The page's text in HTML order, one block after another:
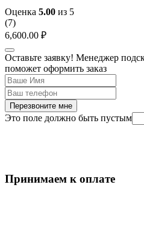
Оценка 5.00 из 5
(7)
6,600.00 ₽
Оставьте заявку! Менеджер
поможет оформить заказ
Перезвоните мне
Это поле должно быть пустым
Принимаем к оплате